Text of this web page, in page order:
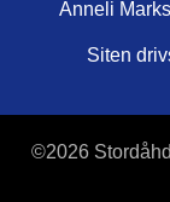
Anneli
Siten
©2026